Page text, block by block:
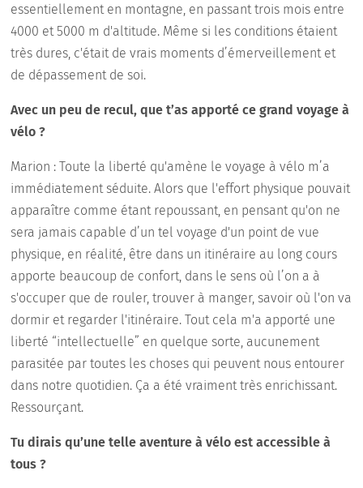
essentiellement en montagne, en passant trois mois entre
4000 et 5000 m d'altitude. Même si les conditions étaient
très dures, c'était de vrais moments d’émerveillement et
de dépassement de soi.
Avec un peu de recul, que t’as apporté ce grand voyage à
vélo ?
Marion : Toute la liberté qu'amène le voyage à vélo m’a
immédiatement séduite. Alors que l'effort physique pouvait
apparaître comme étant repoussant, en pensant qu'on ne
sera jamais capable d’un tel voyage d'un point de vue
physique, en réalité, être dans un itinéraire au long cours
apporte beaucoup de confort, dans le sens où l’on a à
s'occuper que de rouler, trouver à manger, savoir où l'on va
dormir et regarder l'itinéraire. Tout cela m'a apporté une
liberté “intellectuelle” en quelque sorte, aucunement
parasitée par toutes les choses qui peuvent nous entourer
dans notre quotidien. Ça a été vraiment très enrichissant.
Ressourçant.
Tu dirais qu’une telle aventure à vélo est accessible à
tous ?